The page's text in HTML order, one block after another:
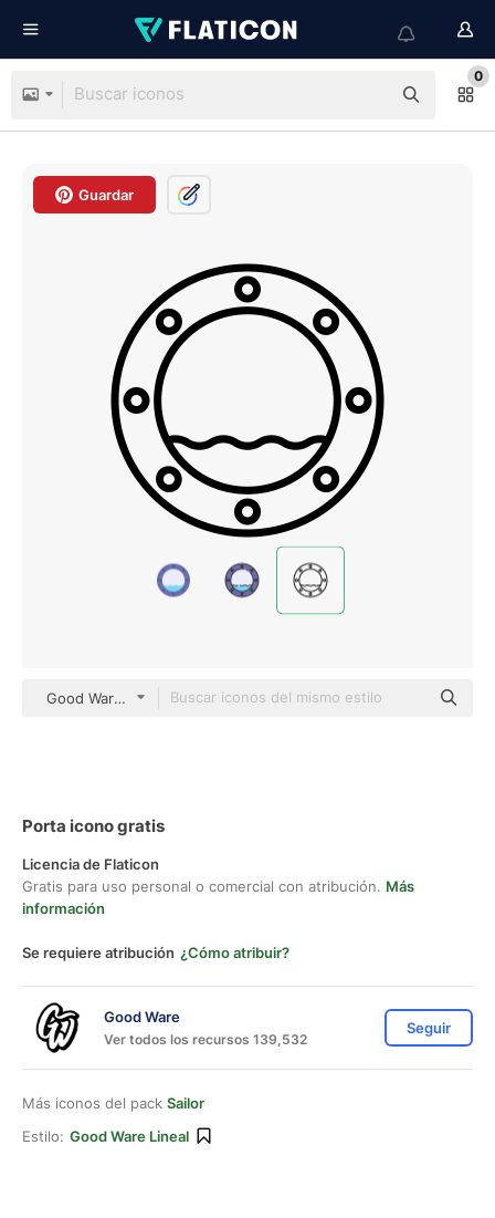
0
Guardar
Good Ware Lineal
Porta icono gratis
Licencia de Flaticon
Gratis para uso personal o comercial con atribución. Más
información
Se requiere atribución ¿Cómo atribuir?
Good Ware
Ver todos los recursos 139,532
Seguir
Más iconos del pack Sailor
Estilo: Good Ware Lineal